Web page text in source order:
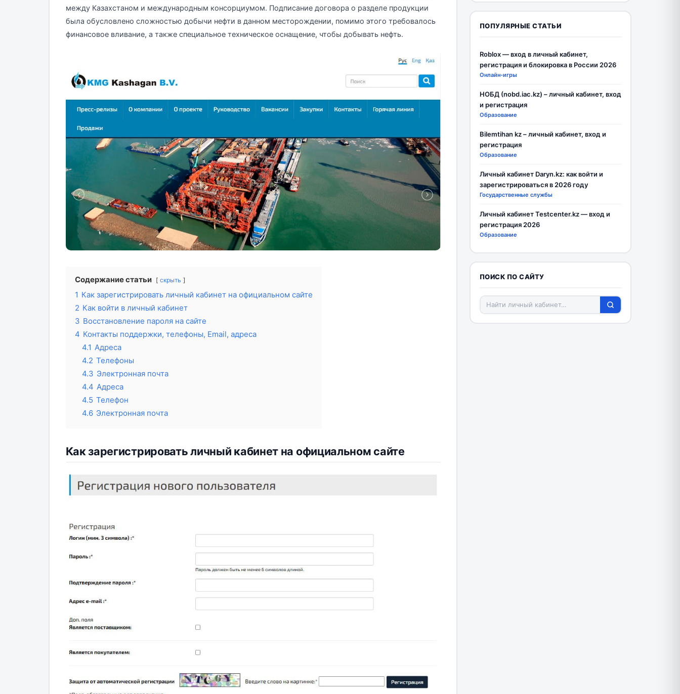
между Казахстаном и международным консорциумом. Подписание договора о разделе продукции
была обусловлено сложностью добычи нефти в данном месторождении, помимо этого требовалось
финансовое вливание, а также специальное техническое оснащение, чтобы добывать нефть.
Содержание статьи скрыть
1 Как зарегистрировать личный кабинет на официальном сайте
2 Как войти в личный кабинет
3 Восстановление пароля на сайте
4 Контакты поддержки, телефоны, Email, адреса
4.1 Адреса
4.2 Телефоны
4.3 Электронная почта
4.4 Адреса
4.5 Телефон
4.6 Электронная почта
Как зарегистрировать личный кабинет на официальном сайте
ПОПУЛЯРНЫЕ СТАТЬИ
Roblox — вход в личный кабинет,
регистрация и блокировка в России 2026
Онлайн-игры
НОБД (nobd.iac.kz) – личный кабинет, вход
и регистрация
Образование
Bilemtihan kz – личный кабинет, вход и
регистрация
Образование
Личный кабинет Daryn.kz: как войти и
зарегистрироваться в 2026 году
Государственные службы
Личный кабинет Testcenter.kz — вход и
регистрация 2026
Образование
ПОИСК ПО САЙТУ